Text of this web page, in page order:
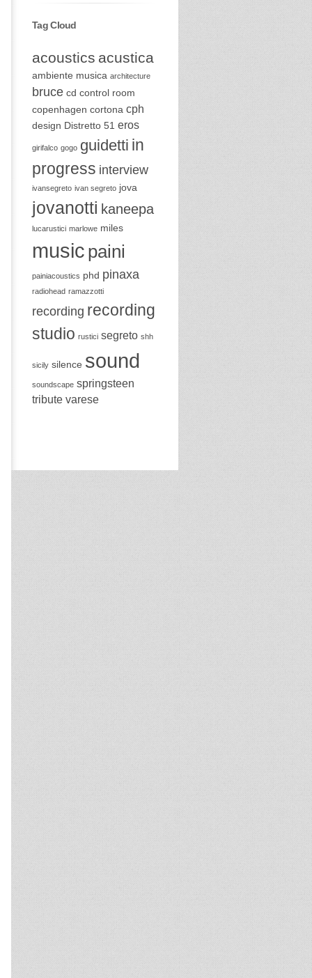
Tag Cloud
acoustics acustica
ambiente musica architecture
bruce cd control room
copenhagen cortona cph
design Distretto 51 eros
girifalco gogo guidetti in
progress interview
ivansegreto ivan segreto jova
jovanotti kaneepa
lucarustici marlowe miles
music paini
painiacoustics phd pinaxa
radiohead ramazzotti
recording recording
studio rustici segreto shh
sicily silence sound
soundscape springsteen
tribute varese